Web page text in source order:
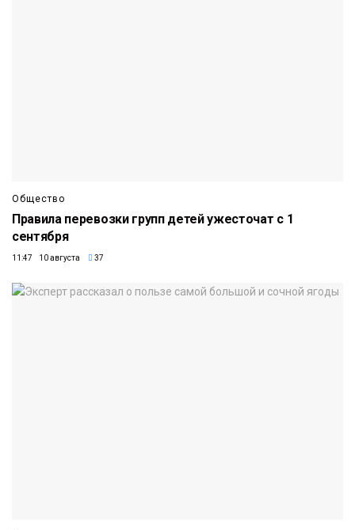
Общество
Правила перевозки групп детей ужесточат с 1
сентября
11:47 10 августа 37